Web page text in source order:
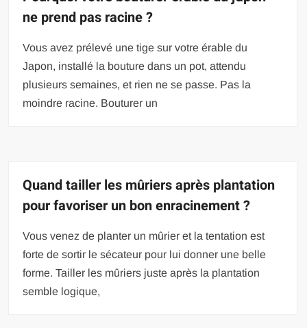
ne prend pas racine ?
Vous avez prélevé une tige sur votre érable du
Japon, installé la bouture dans un pot, attendu
plusieurs semaines, et rien ne se passe. Pas la
moindre racine. Bouturer un
Quand tailler les mûriers après plantation
pour favoriser un bon enracinement ?
Vous venez de planter un mûrier et la tentation est
forte de sortir le sécateur pour lui donner une belle
forme. Tailler les mûriers juste après la plantation
semble logique,